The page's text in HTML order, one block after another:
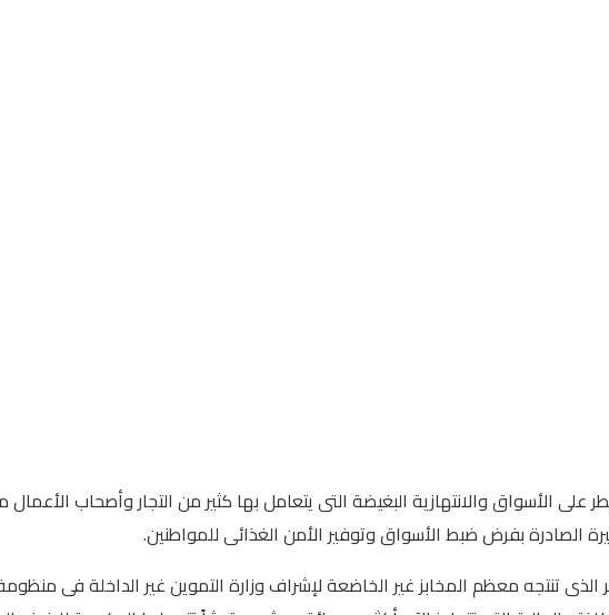
على الأسواق والانتهازية البغيضة التى يتعامل بها كثير من التجار وأصحاب
الصادرة بفرض ضبط الأسواق وتوفير الأمن الغذائى للمواطنين.
تنتجه معظم المخابز غير الخاضعة لإشراف وزارة التموين غير الداخلة فى